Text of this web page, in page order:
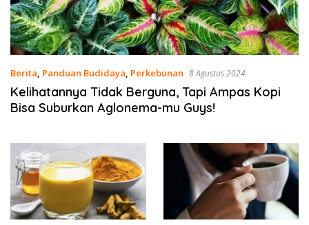
Berita, Panduan Budidaya, Perkebunan 8 Agustus 2024
Kelihatannya Tidak Berguna, Tapi Ampas Kopi
Bisa Suburkan Aglonema-mu Guys!